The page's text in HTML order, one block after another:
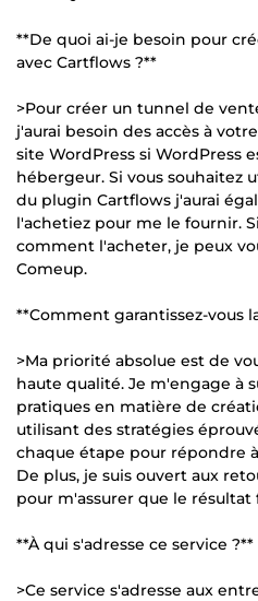
**De quoi ai-je besoin pour
avec Cartflows ?**
>Pour créer un tunnel de
j'aurai besoin des accès à
site WordPress si WordPress
hébergeur. Si vous souhaitez
du plugin Cartflows j'aurai
l'achetiez pour me le fournir.
comment l'acheter, je peux
Comeup.
**Comment garantissez-vous
>Ma priorité absolue est de
haute qualité. Je m'engage à
pratiques en matière de
utilisant des stratégies
chaque étape pour répondre
De plus, je suis ouvert aux
pour m'assurer que le
**À qui s'adresse ce service ?**
>Ce service s'adresse aux